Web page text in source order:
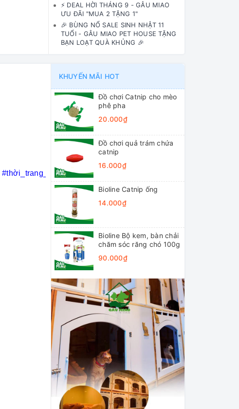
⚡️ DEAL HỜI THÁNG 9 - GÂU MIAO
ƯU ĐÃI "MUA 2 TẶNG 1"
🎉 BÙNG NỔ SALE SINH NHẬT 11
TUỔI - GÂU MIAO PET HOUSE TẶNG
BẠN LOẠT QUÀ KHỦNG 🎉
#thời_trang_thú_cưng #khách_sạn_thú_cưng
KHUYẾN MÃI HOT
Đồ chơi Catnip cho mèo
phê pha
20.000₫
Đồ chơi quả trám chứa
catnip
16.000₫
Bioline Catnip ống
14.000₫
Bioline Bộ kem, bàn chải
chăm sóc răng chó 100g
90.000₫